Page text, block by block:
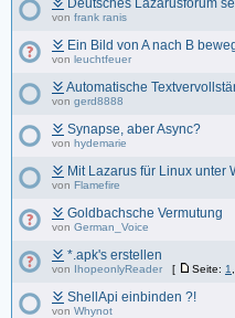
Deutsches Lazarusforum
von frank ranis
Ein Bild von A nach B
von leuchtfeuer
Automatische
von gerd8888
Synapse, aber Async?
von hydemarie
Mit Lazarus für Linux unter
von Flamefire
Goldbachsche Vermutung
von German_Voice
*.apk's erstellen
von IhopeonlyReader [ Seite: 1
ShellApi einbinden ?!
von Whynot